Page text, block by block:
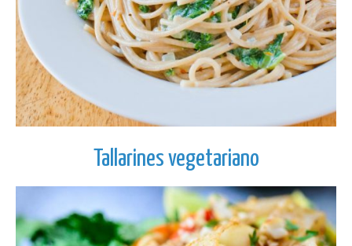
Tallarines vegetariano